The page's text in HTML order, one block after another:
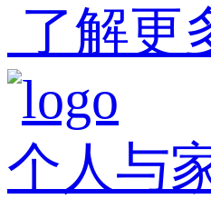
了解更
个人与